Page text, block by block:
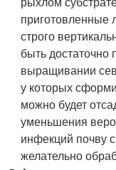
приготовленные
строго
быть достаточно
выращивании
у которых
можно будет
уменьшения
инфекций почву
желательно